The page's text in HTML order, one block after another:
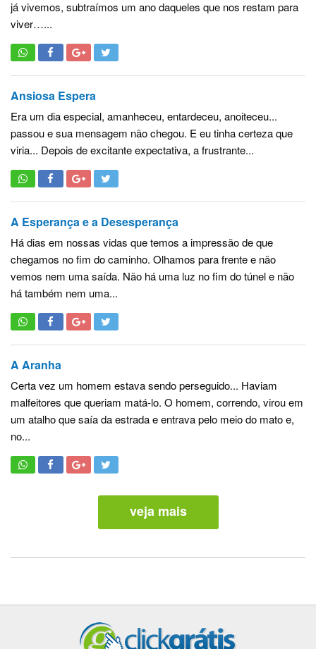
já vivemos, subtraímos um ano daqueles que nos restam para
viver…...
Ansiosa Espera
Era um dia especial, amanheceu, entardeceu, anoiteceu...
passou e sua mensagem não chegou. E eu tinha certeza que
viria... Depois de excitante expectativa, a frustrante...
A Esperança e a Desesperança
Há dias em nossas vidas que temos a impressão de que
chegamos no fim do caminho. Olhamos para frente e não
vemos nem uma saída. Não há uma luz no fim do túnel e não
há também nem uma...
A Aranha
Certa vez um homem estava sendo perseguido... Haviam
malfeitores que queriam matá-lo. O homem, correndo, virou em
um atalho que saía da estrada e entrava pelo meio do mato e,
no...
veja mais